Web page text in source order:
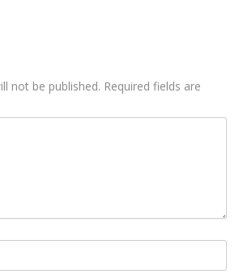
not be published. Required fields are